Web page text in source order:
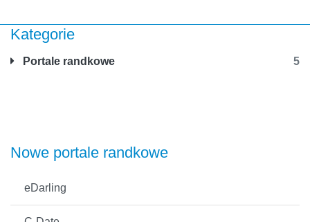
Kategorie
Portale randkowe 5
Nowe portale randkowe
eDarling